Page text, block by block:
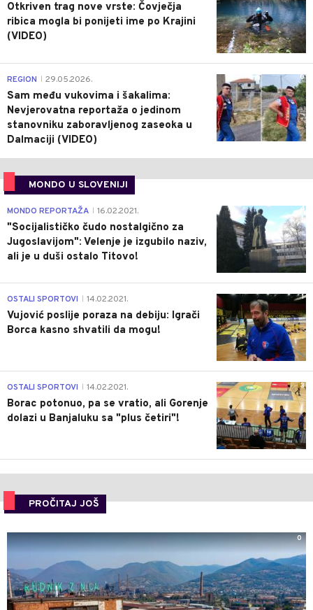
Otkriven trag nove vrste: Čovječja
ribica mogla bi ponijeti ime po Krajini
(VIDEO)
0
REGION 29.05.2026.
Sam među vukovima i šakalima:
Nevjerovatna reportaža o jedinom
stanovniku zaboravljenog zaseoka u
Dalmaciji (VIDEO)
MONDO U SLOVENIJI
4
MONDO REPORTAŽA 16.02.2021.
"Socijalističko čudo nostalgično za
Jugoslavijom": Velenje je izgubilo naziv,
ali je u duši ostalo Titovo!
1
OSTALI SPORTOVI 14.02.2021.
Vujović poslije poraza na debiju: Igrači
Borca kasno shvatili da mogu!
3
OSTALI SPORTOVI 14.02.2021.
Borac potonuo, pa se vratio, ali Gorenje
dolazi u Banjaluku sa "plus četiri"!
PROČITAJ JOŠ
0